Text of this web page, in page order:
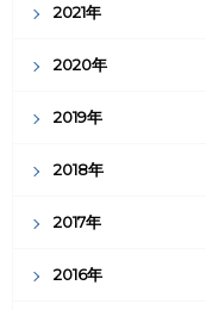
2021年
2020年
2019年
2018年
2017年
2016年